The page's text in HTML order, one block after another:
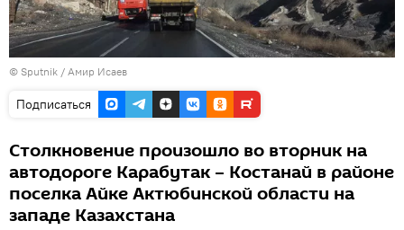
© Sputnik / Амир Исаев
Подписаться
Cтолкновение произошло во вторник на
автодороге Карабутак – Костанай в районе
поселка Айке Актюбинской области на
западе Казахстана